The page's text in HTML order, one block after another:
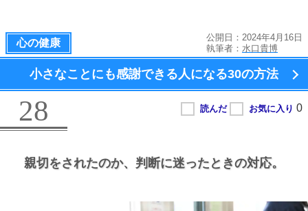
心の健康
公開日：2024年4月16日
執筆者： 水口貴博
小さなことにも感謝できる人になる30の方法
28
親切をされたのか、 判断に迷ったときの対応。